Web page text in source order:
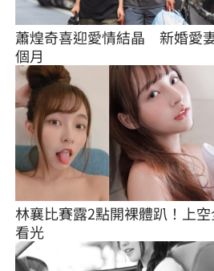
蕭煌奇喜迎愛情結晶　新婚愛
個月
林襄比賽露2點開裸體趴！上
看光